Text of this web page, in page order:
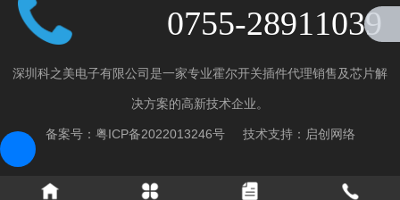
0755-28911039
全极高电压霍尔开关
深圳科之美电子有限公司是一家专业霍尔开关插件代理销售及芯片解
决方案的高新技术企业。
备案号： 粤ICP备2022013246号技术支持： 启创网络